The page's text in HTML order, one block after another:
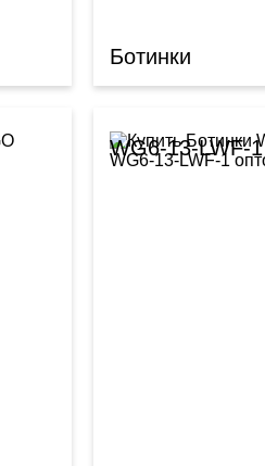
Ботинки
WG6-13-LWF-1